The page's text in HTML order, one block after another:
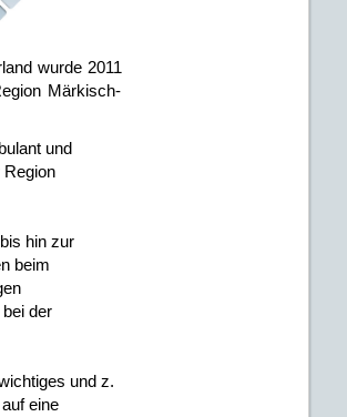
wurde 2011
Märkisch-
und
hin zur
beim
der
und z.
eine